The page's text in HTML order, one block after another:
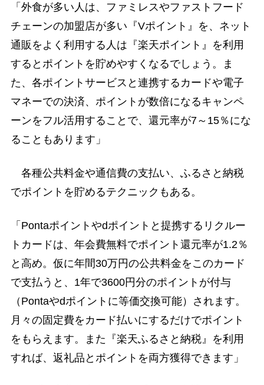
「外食が多い人は、ファミレスやファストフード
チェーンの加盟店が多い『Vポイント』を、ネット
通販をよく利用する人は『楽天ポイント』を利用
するとポイントを貯めやすくなるでしょう。ま
た、各ポイントサービスと連携するカードや電子
マネーでの決済、ポイントが数倍になるキャンペ
ーンをフル活用することで、還元率が7～15％にな
ることもあります」
各種公共料金や通信費の支払い、ふるさと納税
でポイントを貯めるテクニックもある。
「Pontaポイントやdポイントと提携するリクルー
トカードは、年会費無料でポイント還元率が1.2％
と高め。仮に年間30万円の公共料金をこのカード
で支払うと、1年で3600円分のポイントが付与
（Pontaやdポイントに等価交換可能）されます。
月々の固定費をカード払いにするだけでポイント
をもらえます。また『楽天ふるさと納税』を利用
すれば、返礼品とポイントを両方獲得できます」